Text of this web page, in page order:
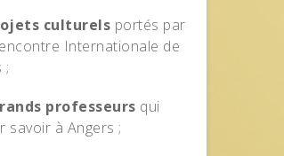
culturels portés par
Internationale de
;
professeurs qui
savoir à Angers ;